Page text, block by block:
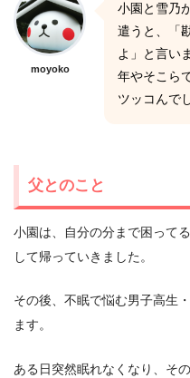
moyoko
小園と雪乃
遣うと、「
よ」と言い
年やそこら
ツッコんで
父とのこと
小園は、自分の分まで困って
して帰っていきました。
その後、不眠で悩む男子高生
ます。
ある日突然眠れなくなり、そ